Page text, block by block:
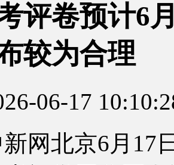
评卷预计6
较为合理
06-17
网北京6月17